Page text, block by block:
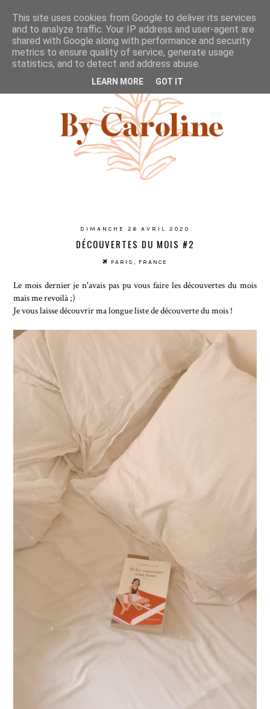
DIMANCHE 26 AVRIL 2020
DÉCOUVERTES DU MOIS #2
PARIS, FRANCE
Le mois dernier je n'avais pas pu vous faire les découvertes du mois
mais me revoilà ;)
Je vous laisse découvrir ma longue liste de découverte du mois !
This site uses cookies from Google to deliver its services
and to analyze traffic. Your IP address and user-agent are
shared with Google along with performance and security
metrics to ensure quality of service, generate usage
statistics, and to detect and address abuse.
LEARN MORE GOT IT